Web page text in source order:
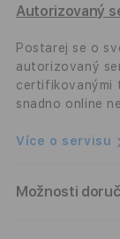
Hybrid
-
bílý
Autorizovaný
Postarej se o
autorizovaný
certifikovanými
snadno online
Více o servisu
Možnosti